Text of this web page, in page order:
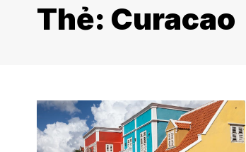
Thẻ: Curacao